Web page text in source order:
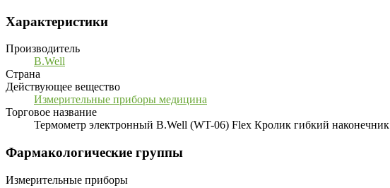
Характеристики
Производитель
B.Well
Страна
Действующее вещество
Измерительные приборы медицина
Торговое название
Термометр электронный B.Well (WT-06) Flex Кролик гибкий наконечник
Фармакологические группы
Измерительные приборы